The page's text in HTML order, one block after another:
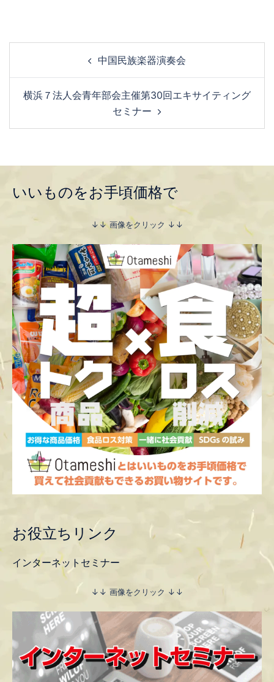
中国民族楽器演奏会
横浜７法人会青年部会主催第30回エキサイティング
セミナー
いいものをお手頃価格で
↓↓ 画像をクリック ↓↓
お役立ちリンク
インターネットセミナー
↓↓ 画像をクリック ↓↓